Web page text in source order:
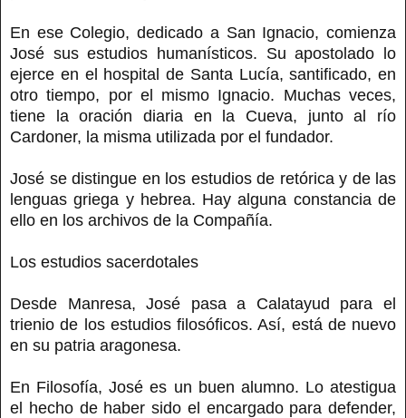
En ese Colegio, dedicado a San Ignacio, comienza
José sus estudios humanísticos. Su apostolado lo
ejerce en el hospital de Santa Lucía, santificado, en
otro tiempo, por el mismo Ignacio. Muchas veces,
tiene la oración diaria en la Cueva, junto al río
Cardoner, la misma utilizada por el fundador.
José se distingue en los estudios de retórica y de las
lenguas griega y hebrea. Hay alguna constancia de
ello en los archivos de la Compañía.
Los estudios sacerdotales
Desde Manresa, José pasa a Calatayud para el
trienio de los estudios filosóficos. Así, está de nuevo
en su patria aragonesa.
En Filosofía, José es un buen alumno. Lo atestigua
el hecho de haber sido el encargado para defender,